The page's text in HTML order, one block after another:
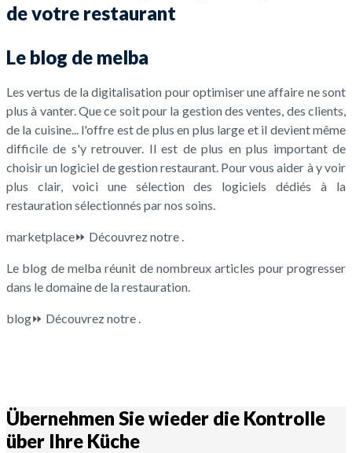
de votre restaurant
Le blog de melba
Les vertus de la digitalisation pour optimiser une affaire ne sont
plus à vanter. Que ce soit pour la gestion des ventes, des clients,
de la cuisine... l'offre est de plus en plus large et il devient même
difficile de s'y retrouver. Il est de plus en plus important de
choisir un logiciel de gestion restaurant. Pour vous aider à y voir
plus clair, voici une sélection des logiciels dédiés à la
restauration sélectionnés par nos soins.
marketplace⏩ Découvrez notre .
Le blog de melba réunit de nombreux articles pour progresser
dans le domaine de la restauration.
blog⏩ Découvrez notre .
Übernehmen Sie wieder die Kontrolle
über Ihre Küche